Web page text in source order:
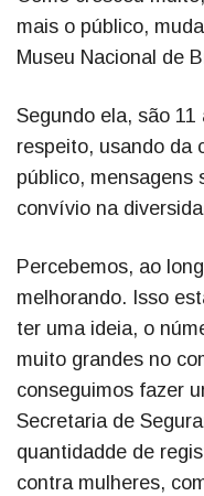
mais o público,
Museu Nacional de
Segundo ela, são
respeito, usando da
público, mensagens
convívio na
Percebemos, ao
melhorando. Isso
ter uma ideia, o
muito grandes no
conseguimos fazer
Secretaria de
quantidadde de
contra mulheres,